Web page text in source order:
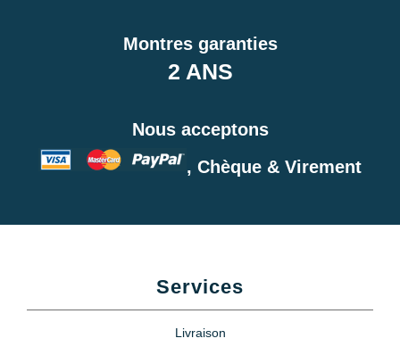
Montres garanties
2 ANS
Nous acceptons
, Chèque & Virement
Services
Livraison